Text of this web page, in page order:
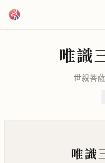
唯識
世親菩
唯識